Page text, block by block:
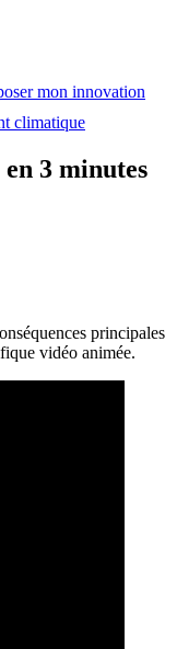
mon innovation
climatique
3 minutes
principales
vidéo animée.